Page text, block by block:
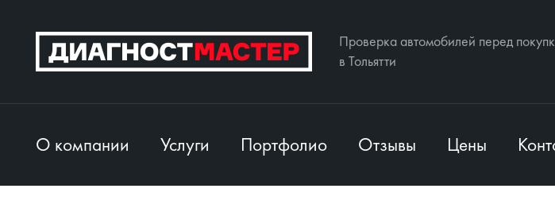
Проверка автомобилей перед
в Тольятти
О компании Услуги Портфолио Отзывы Цены